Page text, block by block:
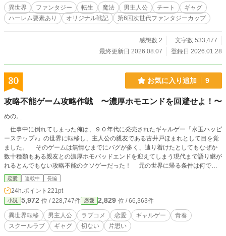
も、異世界、創造の世界なので全然違った世界と思ってもら
えると嬉しいです。 歴史では、百年戦争の時〇〇国の貴族
は〇〇国の王様だったらしいので、まして異世界、何でもあ
グの1つと思ってもらえると嬉しいです。 そしてハルトは
アムスム王国の貴族になる。それから他国にも領地を得る。
作品は、小説家になろう様にも投稿しています。 花桃がき
れいに咲いていたので写真にとって表紙にしてみました。
異世界 ファンタジー 転生 魔法 男主人公 チート
ギャグ
ハーレム要素あり
オリジナル戦記 第6回次世代ファンタジーカップ
感想数 2
文字数 533,477
最終更新日 2026.08.07
登録日 2026.01.28
30 お気に入り追加 9
攻略不能ゲーム攻略作戦 〜濃厚ホモエンドを回避せよ！〜
めの。
仕事中に倒れてしまった俺は、９０年代に発売されたギャルゲー『水玉ハッピ
ーステップ♪』の世界に転移し、主人公の親友である古井戸ほまれとして目を覚
ました。 そのゲームは無情なまでにバグが多く、辿り着けたとしてもなぜか
数十種類もある親友との濃厚ホモバッドエンドを迎えてしまう現代まで語り継が
れるとんでもない攻略不能のクソゲーだった！ 元の世界に帰る条件は何でも
いいからエンディングを迎えること。すなわちバッドエンドでもOKというわけ
だがホモエンドだけは絶対に嫌だ！ これは、役に立たないサポートキャラと
共に迫りくるバグを避けつつ主人公と適度な距離を取った上で、誰でもいいから
ヒロインとくっつける。そんなミッションをノーマルな俺が嘆き疲弊しながらこ
なしていく悲しい物語である。 ※小説家になろう様、カクヨム様にも掲載させ
ていただいています。
恋愛 連載中 長編
24h.ポイント 221pt
小説 5,972 位 / 228,747件 恋愛 2,829 位 / 66,363件
異世界転移 男主人公 ラブコメ 恋愛 ギャルゲー
青春
スクールラブ
ギャグ 切ない 片思い